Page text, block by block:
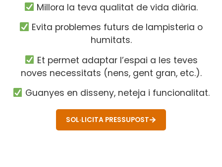
Millora la teva qualitat de vida diària.
Evita problemes futurs de lampisteria o
humitats.
Et permet adaptar l’espai a les teves
noves necessitats (nens, gent gran, etc.).
Guanyes en disseny, neteja i funcionalitat.
SOL·LICITA PRESSUPOST